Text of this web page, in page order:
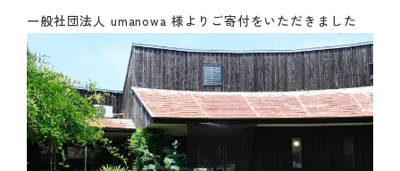
一般社団法人 umanowa 様よりご寄付をいただきました